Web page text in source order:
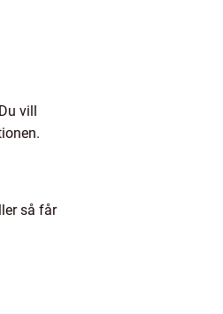
vill
så får